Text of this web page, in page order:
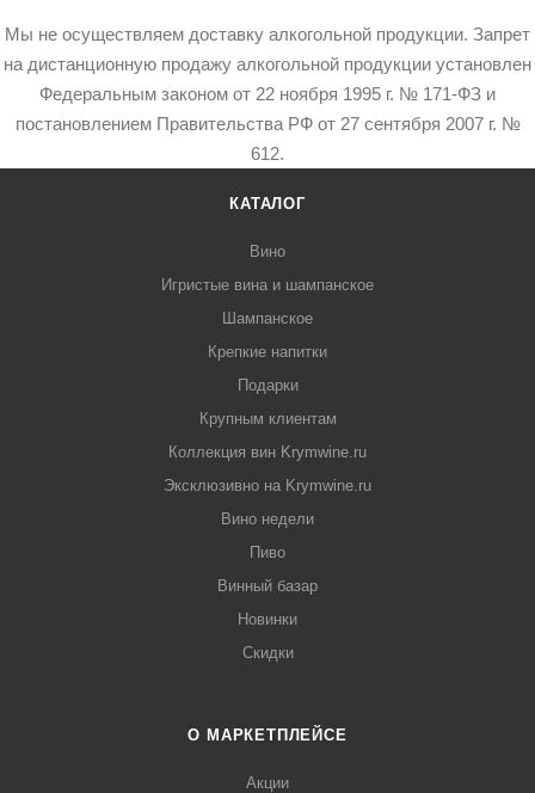
Мы не осуществляем доставку алкогольной продукции. Запрет
на дистанционную продажу алкогольной продукции установлен
Федеральным законом от 22 ноября 1995 г. № 171-ФЗ и
постановлением Правительства РФ от 27 сентября 2007 г. №
612.
КАТАЛОГ
Вино
Игристые вина и шампанское
Шампанское
Крепкие напитки
Подарки
Крупным клиентам
Коллекция вин Krymwine.ru
Эксклюзивно на Krymwine.ru
Вино недели
Пиво
Винный базар
Новинки
Скидки
О МАРКЕТПЛЕЙСЕ
Акции